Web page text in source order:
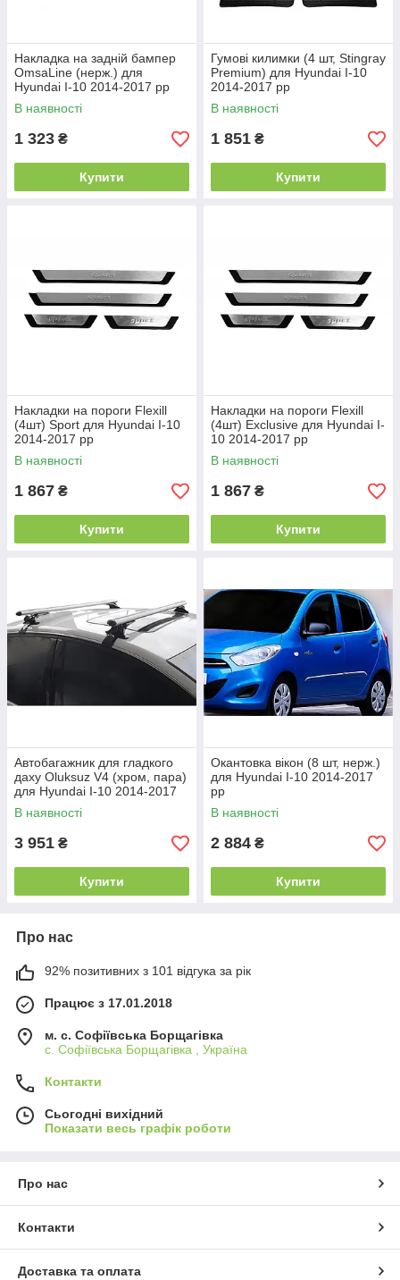
Накладка на задній бампер
OmsaLine (нерж.) для
Hyundai I-10 2014-2017 рр
В наявності
1 323 ₴
Купити
Гумові килимки (4 шт, Stingray
Premium) для Hyundai I-10
2014-2017 рр
В наявності
1 851 ₴
Купити
Накладки на пороги Flexill
(4шт) Sport для Hyundai I-10
2014-2017 рр
В наявності
1 867 ₴
Купити
Накладки на пороги Flexill
(4шт) Exclusive для Hyundai I-
10 2014-2017 рр
В наявності
1 867 ₴
Купити
Автобагажник для гладкого
даху Oluksuz V4 (хром, пара)
для Hyundai I-10 2014-2017
рр
В наявності
3 951 ₴
Купити
Окантовка вікон (8 шт, нерж.)
для Hyundai I-10 2014-2017
рр
В наявності
2 884 ₴
Купити
Про нас
92% позитивних з 101 відгука за рік
Працює з 17.01.2018
м. c. Софіївська Борщагівка
c. Софіївська Борщагівка , Україна
Контакти
Сьогодні вихідний
Показати весь графік роботи
Про нас
Контакти
Доставка та оплата